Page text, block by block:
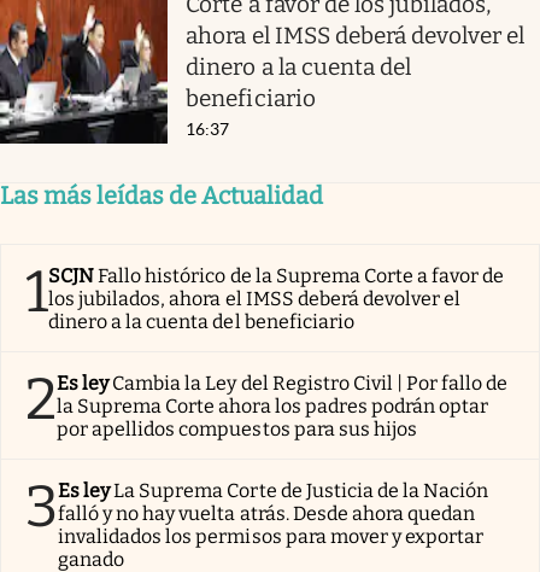
ahora el IMSS deberá devolver el
dinero a la cuenta del
beneficiario
16:37
Las más leídas de Actualidad
1SCJNFallo histórico de la Suprema Corte a favor de
los jubilados, ahora el IMSS deberá devolver el
dinero a la cuenta del beneficiario
2Es ley Cambia la Ley del Registro Civil | Por fallo de
la Suprema Corte ahora los padres podrán optar
por apellidos compuestos para sus hijos
3Es leyLa Suprema Corte de Justicia de la Nación
falló y no hay vuelta atrás. Desde ahora quedan
invalidados los permisos para mover y exportar
ganado